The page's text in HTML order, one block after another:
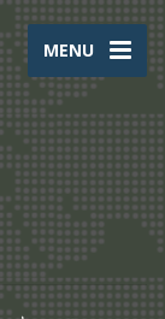
MENU